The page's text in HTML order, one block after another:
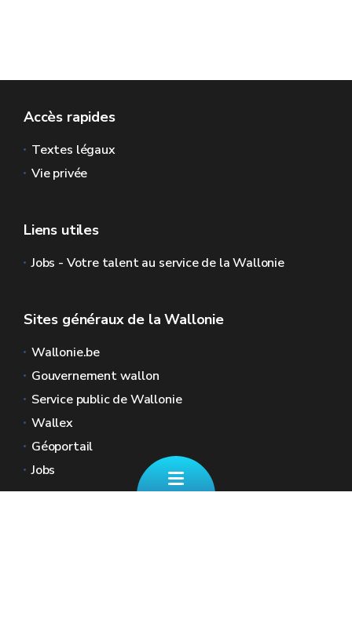
Accès rapides
Textes légaux
Vie privée
Liens utiles
Jobs - Votre talent au service de la Wallonie
Sites généraux de la Wallonie
Wallonie.be
Gouvernement wallon
Service public de Wallonie
Wallex
Géoportail
Jobs